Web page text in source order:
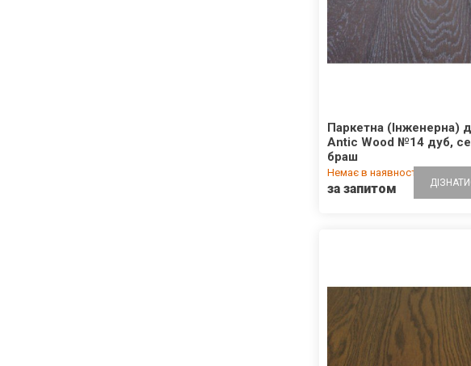
Паркетна (Інженерна)
Antic Wood №14 дуб,
браш
Немає в наявності
за запитом